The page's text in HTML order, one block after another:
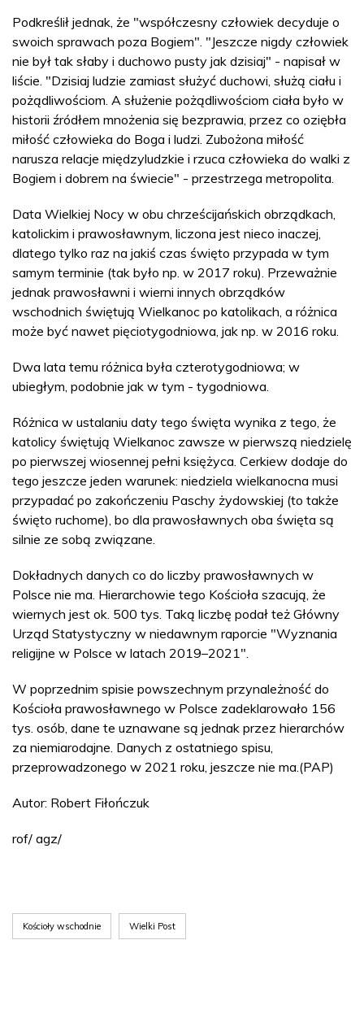
Podkreślił jednak, że "współczesny człowiek decyduje o
swoich sprawach poza Bogiem". "Jeszcze nigdy człowiek
nie był tak słaby i duchowo pusty jak dzisiaj" - napisał w
liście. "Dzisiaj ludzie zamiast służyć duchowi, służą ciału i
pożądliwościom. A służenie pożądliwościom ciała było w
historii źródłem mnożenia się bezprawia, przez co oziębła
miłość człowieka do Boga i ludzi. Zubożona miłość
narusza relacje międzyludzkie i rzuca człowieka do walki z
Bogiem i dobrem na świecie" - przestrzega metropolita.
Data Wielkiej Nocy w obu chrześcijańskich obrządkach,
katolickim i prawosławnym, liczona jest nieco inaczej,
dlatego tylko raz na jakiś czas święto przypada w tym
samym terminie (tak było np. w 2017 roku). Przeważnie
jednak prawosławni i wierni innych obrządków
wschodnich świętują Wielkanoc po katolikach, a różnica
może być nawet pięciotygodniowa, jak np. w 2016 roku.
Dwa lata temu różnica była czterotygodniowa; w
ubiegłym, podobnie jak w tym - tygodniowa.
Różnica w ustalaniu daty tego święta wynika z tego, że
katolicy świętują Wielkanoc zawsze w pierwszą niedzielę
po pierwszej wiosennej pełni księżyca. Cerkiew dodaje do
tego jeszcze jeden warunek: niedziela wielkanocna musi
przypadać po zakończeniu Paschy żydowskiej (to także
święto ruchome), bo dla prawosławnych oba święta są
silnie ze sobą związane.
Dokładnych danych co do liczby prawosławnych w
Polsce nie ma. Hierarchowie tego Kościoła szacują, że
wiernych jest ok. 500 tys. Taką liczbę podał też Główny
Urząd Statystyczny w niedawnym raporcie "Wyznania
religijne w Polsce w latach 2019–2021".
W poprzednim spisie powszechnym przynależność do
Kościoła prawosławnego w Polsce zadeklarowało 156
tys. osób, dane te uznawane są jednak przez hierarchów
za niemiarodajne. Danych z ostatniego spisu,
przeprowadzonego w 2021 roku, jeszcze nie ma.(PAP)
Autor: Robert Fiłończuk
rof/ agz/
Kościoły wschodnie Wielki Post